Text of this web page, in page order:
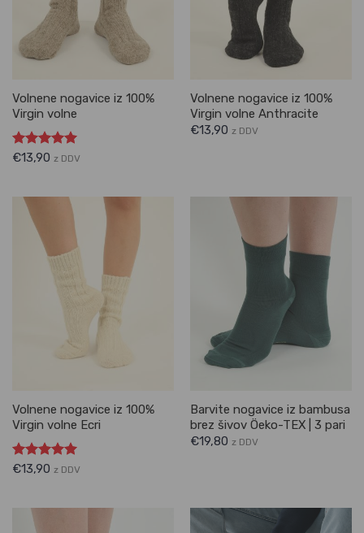
Volnene nogavice iz 100%
Virgin volne
Ocenjeno
€13,90 z DDV
Volnene nogavice iz 100%
Virgin volne Anthracite
€13,90 z DDV
Volnene nogavice iz 100%
Virgin volne Ecri
Ocenjeno
€13,90 z DDV
Barvite nogavice iz bambusa
brez šivov Öeko-TEX | 3 pari
€19,80 z DDV